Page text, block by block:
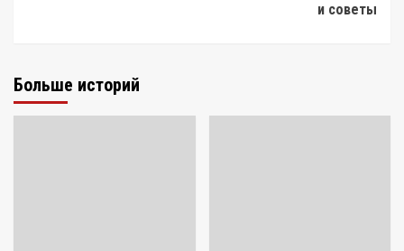
и советы
Больше историй